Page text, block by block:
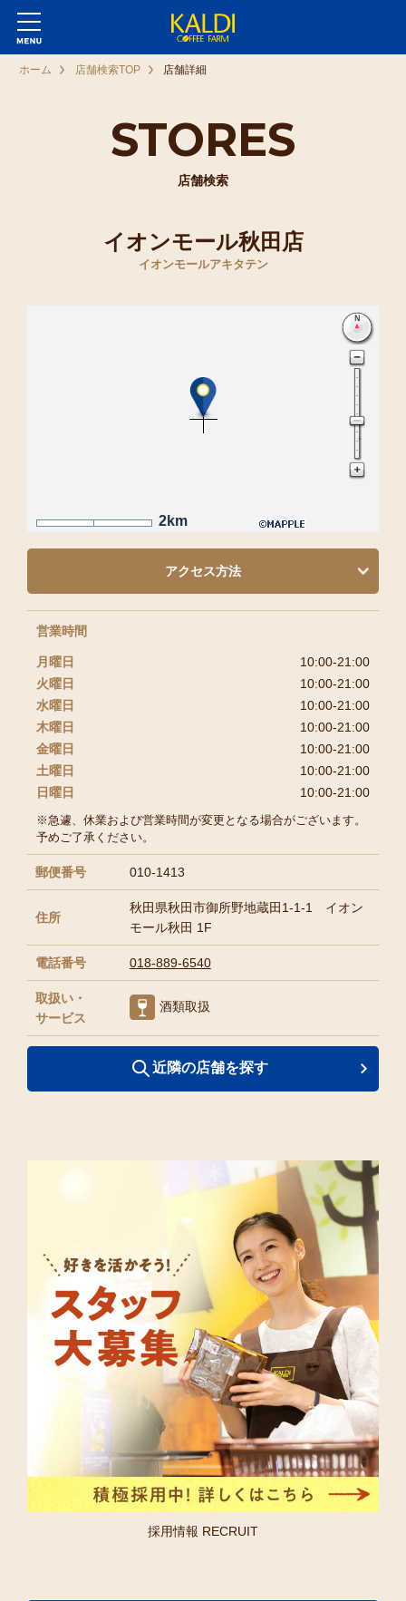
STORES
店舗検索
ホーム 店舗検索TOP 店舗詳細
イオンモール秋田店
イオンモールアキタテン
2km
営業時間
月曜日
10:00-21:00
火曜日
10:00-21:00
水曜日
10:00-21:00
木曜日
10:00-21:00
金曜日
10:00-21:00
土曜日
10:00-21:00
日曜日
10:00-21:00
※急遽、休業および営業時間が変更となる場合がございます。
予めご了承ください。
郵便番号 010-1413
住所
秋田県秋田市御所野地蔵田1-1-1 イオン
モール秋田 1F
電話番号 018-889-6540
取扱い・
サービス
酒類取扱
アクセス方法
採用情報 RECRUIT